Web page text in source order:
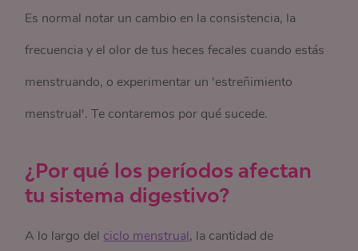
Es normal notar un cambio en la consistencia, la
frecuencia y el olor de tus heces fecales cuando estás
menstruando, o experimentar un 'estreñimiento
menstrual'. Te contaremos por qué sucede.
¿Por qué los períodos afectan
tu sistema digestivo?
A lo largo del ciclo menstrual, la cantidad de